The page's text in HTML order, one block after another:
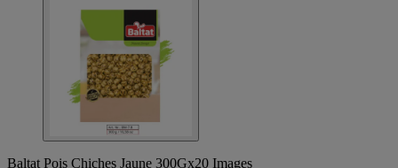
Baltat Pois Chiches Jaune 300Gx20 Images